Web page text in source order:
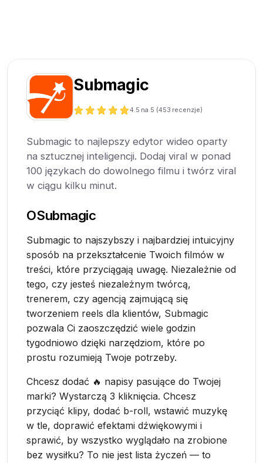
Submagic
4.5 na 5 (453 recenzje)
Submagic to najlepszy edytor wideo oparty
na sztucznej inteligencji. Dodaj viral w ponad
100 językach do dowolnego filmu i twórz viral
w ciągu kilku minut.
OSubmagic
Submagic to najszybszy i najbardziej intuicyjny
sposób na przekształcenie Twoich filmów w
treści, które przyciągają uwagę. Niezależnie od
tego, czy jesteś niezależnym twórcą,
trenerem, czy agencją zajmującą się
tworzeniem reels dla klientów, Submagic
pozwala Ci zaoszczędzić wiele godzin
tygodniowo dzięki narzędziom, które po
prostu rozumieją Twoje potrzeby.
Chcesz dodać 🔥 napisy pasujące do Twojej
marki? Wystarczą 3 kliknięcia. Chcesz
przyciąć klipy, dodać b-roll, wstawić muzykę
w tle, doprawić efektami dźwiękowymi i
sprawić, by wszystko wyglądało na zrobione
bez wysiłku? To nie jest lista życzeń — to